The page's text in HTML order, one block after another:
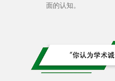
面的认知。